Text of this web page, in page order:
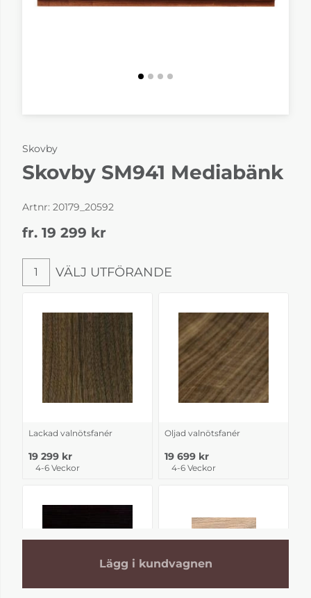
Skovby
Skovby SM941 Mediabänk
Artnr: 20179_20592
fr. 19 299 kr
Välj utförande
1 VÄLJ UTFÖRANDE
Lackad valnötsfanér
19 299 kr
4-6 Veckor
Oljad valnötsfanér
19 699 kr
4-6 Veckor
Lägg i kundvagnen